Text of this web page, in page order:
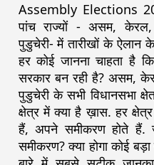
Assembly Elections
पांच राज्यों - असम,
पुडुचेरी- में तारीखों के ऐलान के
हर कोई जानना चाहता है
सरकार बन रही है? असम,
पुडुचेरी के सभी विधानसभा
क्षेत्र में क्या है ख़ास. हर
हैं, अपने समीकरण होते हैं.
समीकरण? क्या होगा कोई